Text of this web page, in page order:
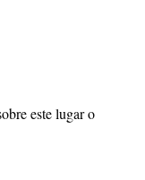
este lugar o